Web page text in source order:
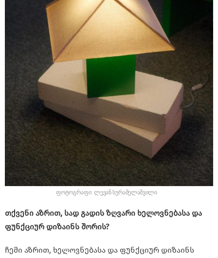
ფოტოგრაფი: ლევან სურამელაშვილი
თქვენი აზრით, სად გადის ზღვარი ხელოვნებასა და
ფუნქციურ დიზაინს შორის?
ჩემი აზრით, ხელოვნებასა და ფუნქციურ დიზაინს